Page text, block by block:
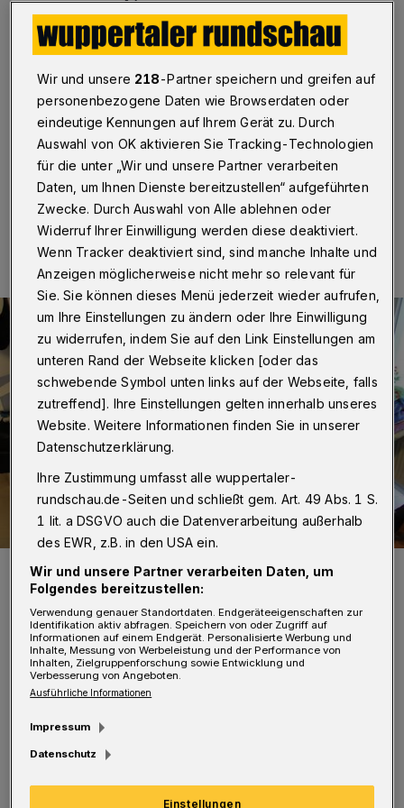
Oberbarmen · Jedes Kind braucht eine Decke, die
wärmt, schützt und ein Zuhause gibt: Der Sozialdienst
katholischer Frauen (SkF) sucht vor diesem
Hintergrund gebrauchte Bettwäsche und
Baumwollstoffreste, aus denen die Akteure um das
Ehepaar Fritzsche neue Decken nähen können, um sie
an Flüchtlingskinder zu verschenken.
23.06.2016 , 16:30 Uhr Eine Minute Lesezeit
Unser Bild zeigt Projektleiterin Jeannette Remberg-Trump (l.),
Christiane (2.v.l.) und Erwin Fritzsche (r.) mit einer Flüchtlingsfamilie.
Foto: Conrads
S
Wir und unsere 218-Partner speichern und greifen auf
personenbezogene Daten wie Browserdaten oder
eindeutige Kennungen auf Ihrem Gerät zu. Durch
Auswahl von OK aktivieren Sie Tracking-Technologien
für die unter „Wir und unsere Partner verarbeiten
Daten, um Ihnen Dienste bereitzustellen“ aufgeführten
Zwecke. Durch Auswahl von Alle ablehnen oder
Widerruf Ihrer Einwilligung werden diese deaktiviert.
Wenn Tracker deaktiviert sind, sind manche Inhalte und
Anzeigen möglicherweise nicht mehr so relevant für
Sie. Sie können dieses Menü jederzeit wieder aufrufen,
um Ihre Einstellungen zu ändern oder Ihre Einwilligung
zu widerrufen, indem Sie auf den Link Einstellungen am
unteren Rand der Webseite klicken [oder das
schwebende Symbol unten links auf der Webseite, falls
zutreffend]. Ihre Einstellungen gelten innerhalb unseres
Website. Weitere Informationen finden Sie in unserer
Datenschutzerklärung.
Ihre Zustimmung umfasst alle wuppertaler-
rundschau.de-Seiten und schließt gem. Art. 49 Abs. 1 S.
1 lit. a DSGVO auch die Datenverarbeitung außerhalb
des EWR, z.B. in den USA ein.
Wir und unsere Partner verarbeiten Daten, um
Folgendes bereitzustellen:
Verwendung genauer Standortdaten. Endgeräteeigenschaften zur
Identifikation aktiv abfragen. Speichern von oder Zugriff auf
Informationen auf einem Endgerät. Personalisierte Werbung und
Inhalte, Messung von Werbeleistung und der Performance von
Inhalten, Zielgruppenforschung sowie Entwicklung und
Verbesserung von Angeboten.
Ausführliche Informationen
Impressum
Datenschutz
Einstellungen